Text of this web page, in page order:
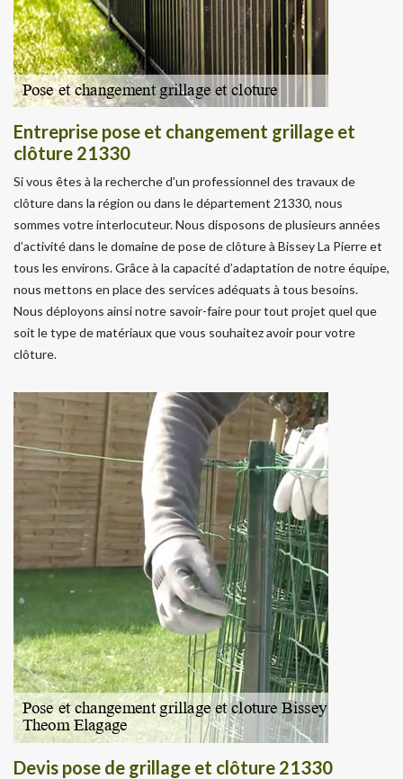
Entreprise pose et changement grillage et
clôture 21330
Si vous êtes à la recherche d’un professionnel des travaux de
clôture dans la région ou dans le département 21330, nous
sommes votre interlocuteur. Nous disposons de plusieurs années
d’activité dans le domaine de pose de clôture à Bissey La Pierre et
tous les environs. Grâce à la capacité d’adaptation de notre équipe,
nous mettons en place des services adéquats à tous besoins.
Nous déployons ainsi notre savoir-faire pour tout projet quel que
soit le type de matériaux que vous souhaitez avoir pour votre
clôture.
Devis pose de grillage et clôture 21330